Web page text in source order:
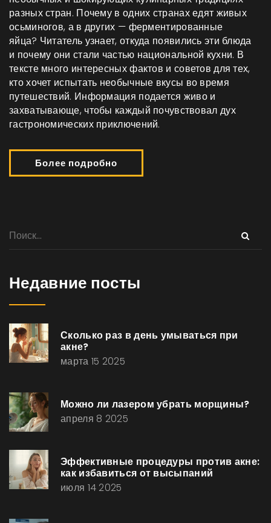
разных стран. Почему в одних странах едят живых
осьминогов, а в других — ферментированные
яйца? Читатель узнает, откуда появились эти блюда
и почему они стали частью национальной кухни. В
тексте много интересных фактов и советов для тех,
кто хочет испытать необычные вкусы во время
путешествий. Информация подается живо и
захватывающе, чтобы каждый почувствовал дух
гастрономических приключений.
Более подробно
Недавние посты
Сколько раз в день умываться при
акне?
марта 15 2025
Можно ли лазером убрать морщины?
апреля 8 2025
Эффективные процедуры против акне:
как избавиться от высыпаний
июля 14 2025